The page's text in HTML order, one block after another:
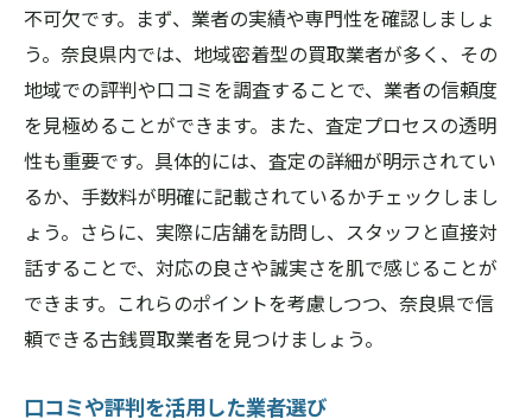
不可欠です。まず、業者の実績や専門性を確認しましょ
う。奈良県内では、地域密着型の買取業者が多く、その
地域での評判や口コミを調査することで、業者の信頼度
を見極めることができます。また、査定プロセスの透明
性も重要です。具体的には、査定の詳細が明示されてい
るか、手数料が明確に記載されているかチェックしまし
ょう。さらに、実際に店舗を訪問し、スタッフと直接対
話することで、対応の良さや誠実さを肌で感じることが
できます。これらのポイントを考慮しつつ、奈良県で信
頼できる古銭買取業者を見つけましょう。
口コミや評判を活用した業者選び